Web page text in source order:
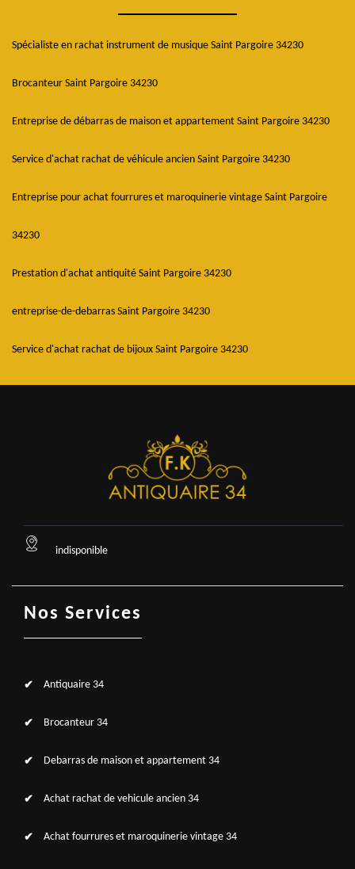
Spécialiste en rachat instrument de musique Saint Pargoire 34230
Brocanteur Saint Pargoire 34230
Entreprise de débarras de maison et appartement Saint Pargoire 34230
Service d'achat rachat de véhicule ancien Saint Pargoire 34230
Entreprise pour achat fourrures et maroquinerie vintage Saint Pargoire
34230
Prestation d'achat antiquité Saint Pargoire 34230
entreprise-de-debarras Saint Pargoire 34230
Service d'achat rachat de bijoux Saint Pargoire 34230
indisponible
Nos Services
Antiquaire 34
Brocanteur 34
Debarras de maison et appartement 34
Achat rachat de vehicule ancien 34
Achat fourrures et maroquinerie vintage 34